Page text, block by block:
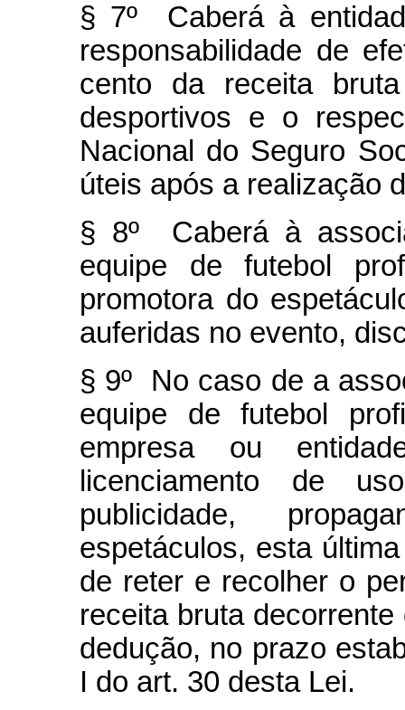
§ 7º Caberá à
responsabilidade de
cento da receita
desportivos e o
Nacional do Seguro
úteis após a realização
§ 8º Caberá à
equipe de futebol
promotora do
auferidas no evento,
§ 9º No caso de a
equipe de futebol
empresa ou
licenciamento de
publicidade,
espetáculos, esta
de reter e recolher o
receita bruta
dedução, no prazo
I do art. 30 desta Lei.